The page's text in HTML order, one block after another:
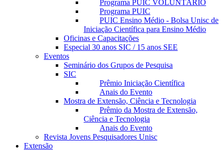
Programa PUIC VOLUNTÁRIO
Programa PUIC
PUIC Ensino Médio - Bolsa Unisc de
Iniciação Científica para Ensino Médio
Oficinas e Capacitações
Especial 30 anos SIC / 15 anos SEE
Eventos
Seminário dos Grupos de Pesquisa
SIC
Prêmio Iniciação Científica
Anais do Evento
Mostra de Extensão, Ciência e Tecnologia
Prêmio da Mostra de Extensão,
Ciência e Tecnologia
Anais do Evento
Revista Jovens Pesquisadores Unisc
Extensão